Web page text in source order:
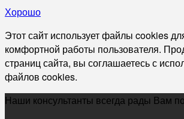
Хорошо
Этот сайт использует файлы cookies
комфортной работы пользователя.
страниц сайта, вы соглашаетесь с
файлов cookies.
Наши консультанты всегда рады Вам